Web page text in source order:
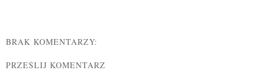
BRAK KOMENTARZY:
PRZEŚLIJ KOMENTARZ